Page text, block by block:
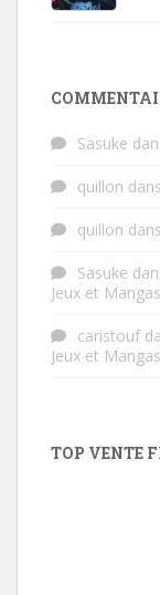
Sasuke
quillon dans
quillon dans
Sasuke
Jeux et Mangas
caristouf
Jeux et Mangas
TOP VENTE